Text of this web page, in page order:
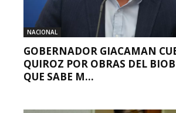
NACIONAL
GOBERNADOR GIACAMAN
QUIROZ POR OBRAS DEL
QUE SABE M...